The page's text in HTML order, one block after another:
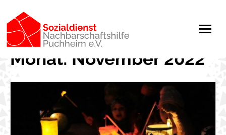
Monat: November 2022